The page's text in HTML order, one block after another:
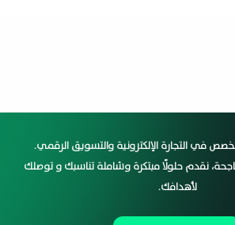
في التجارة الإلكترونية والتسويق الرقمي.
نقدم حلولًا مبتكرة وشاملة تناسبك و توصلك
لأهدافك.